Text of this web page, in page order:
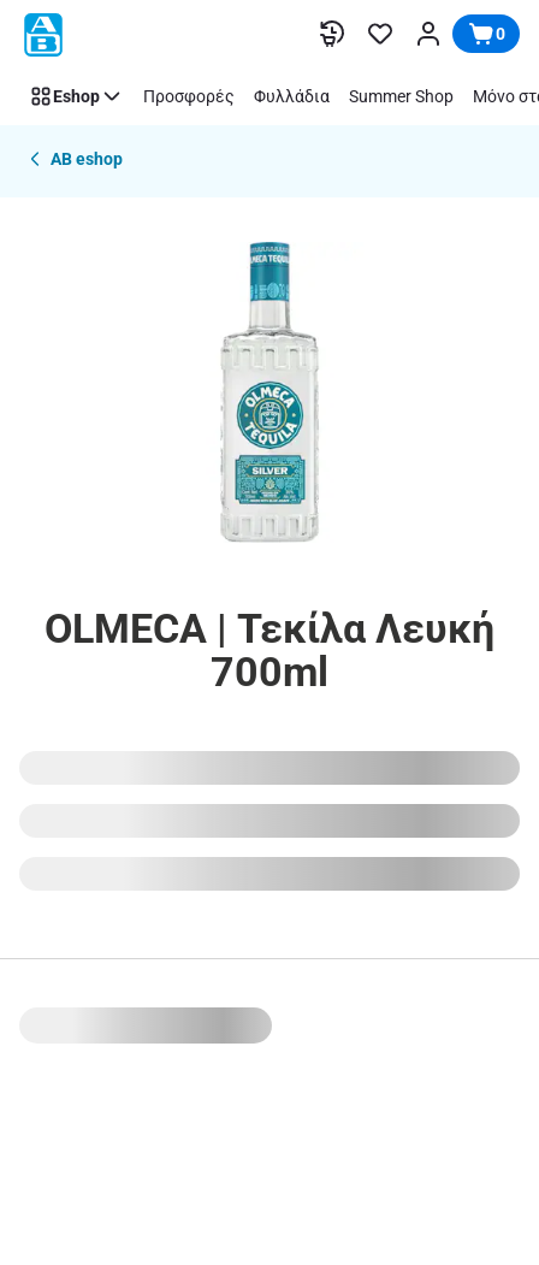
Παράλειψη 0
Eshop Προσφορές Φυλλάδια Summer Shop Μόνο
AB eshop
OLMECA | Τεκίλα Λευκή
700ml